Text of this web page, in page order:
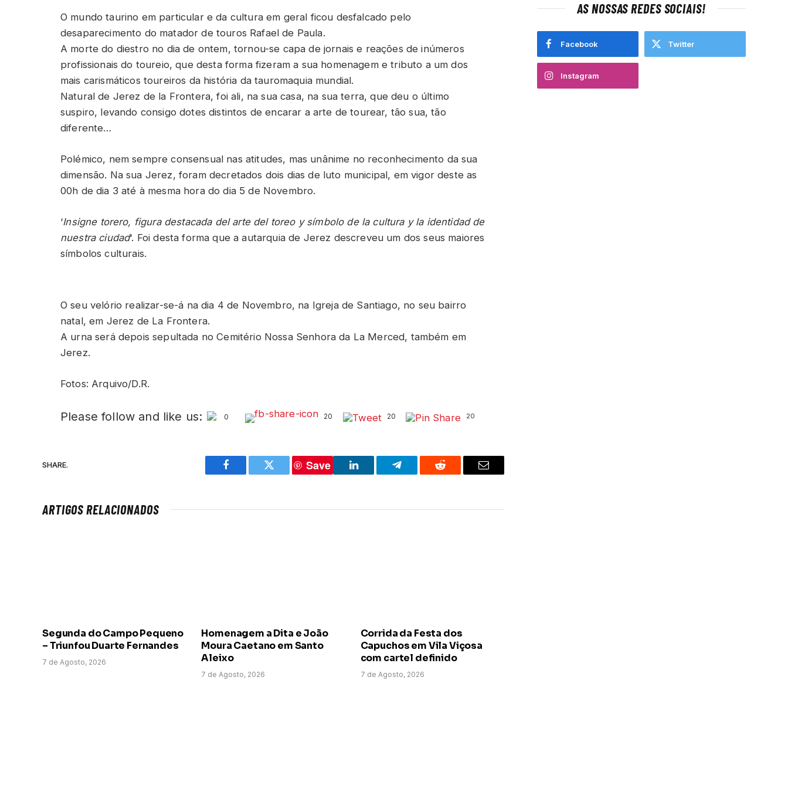
O mundo taurino em particular e da cultura em geral ficou desfalcado pelo
desaparecimento do matador de touros Rafael de Paula.
A morte do diestro no dia de ontem, tornou-se capa de jornais e reações de inúmeros
profissionais do toureio, que desta forma fizeram a sua homenagem e tributo a um dos
mais carismáticos toureiros da história da tauromaquia mundial.
Natural de Jerez de la Frontera, foi ali, na sua casa, na sua terra, que deu o último
suspiro, levando consigo dotes distintos de encarar a arte de tourear, tão sua, tão
diferente…
Polémico, nem sempre consensual nas atitudes, mas unânime no reconhecimento da sua
dimensão. Na sua Jerez, foram decretados dois dias de luto municipal, em vigor deste as
00h de dia 3 até à mesma hora do dia 5 de Novembro.
‘Insigne torero, figura destacada del arte del toreo y símbolo de la cultura y la identidad de
nuestra ciudad‘. Foi desta forma que a autarquia de Jerez descreveu um dos seus maiores
símbolos culturais.
O seu velório realizar-se-á na dia 4 de Novembro, na Igreja de Santiago, no seu bairro
natal, em Jerez de La Frontera.
A urna será depois sepultada no Cemitério Nossa Senhora da La Merced, também em
Jerez.
Fotos: Arquivo/D.R.
Please follow and like us: 0 20 20 20
SHARE.
Facebook Twitter
Save
LinkedIn Telegram Reddit Email
ARTIGOS RELACIONADOS
Segunda do Campo Pequeno
– Triunfou Duarte Fernandes
7 de Agosto, 2026
Homenagem a Dita e João
Moura Caetano em Santo
Aleixo
7 de Agosto, 2026
Corrida da Festa dos
Capuchos em Vila Viçosa
com cartel definido
7 de Agosto, 2026
AS NOSSAS REDES SOCIAIS!
Facebook Twitter
Instagram